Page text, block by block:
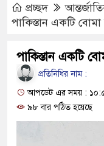
প্রচ্ছদ
পাকিস্তান একটি
পাকিস্তান একটি
প্রতিনিধির নাম :
আপডেট এর সময় : ১০:৫৭
৯৮ বার পঠিত হয়েছে